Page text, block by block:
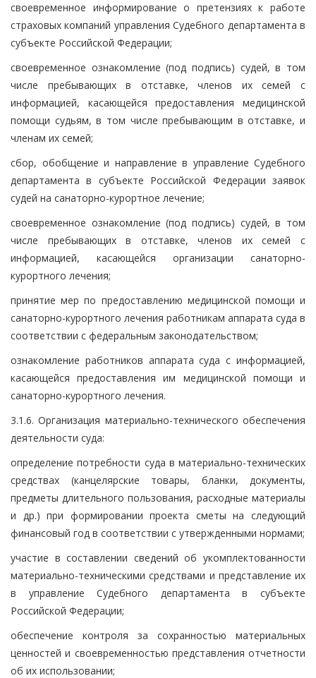
своевременное информирование о претензиях к работе
страховых компаний управления Судебного департамента в
субъекте Российской Федерации;
своевременное ознакомление (под подпись) судей, в том
числе пребывающих в отставке, членов их семей с
информацией, касающейся предоставления медицинской
помощи судьям, в том числе пребывающим в отставке, и
членам их семей;
сбор, обобщение и направление в управление Судебного
департамента в субъекте Российской Федерации заявок
судей на санаторно-курортное лечение;
своевременное ознакомление (под подпись) судей, в том
числе пребывающих в отставке, членов их семей с
информацией, касающейся организации санаторно-
курортного лечения;
принятие мер по предоставлению медицинской помощи и
санаторно-курортного лечения работникам аппарата суда в
соответствии с федеральным законодательством;
ознакомление работников аппарата суда с информацией,
касающейся предоставления им медицинской помощи и
санаторно-курортного лечения.
3.1.6. Организация материально-технического обеспечения
деятельности суда:
определение потребности суда в материально-технических
средствах (канцелярские товары, бланки, документы,
предметы длительного пользования, расходные материалы
и др.) при формировании проекта сметы на следующий
финансовый год в соответствии с утвержденными нормами;
участие в составлении сведений об укомплектованности
материально-техническими средствами и представление их
в управление Судебного департамента в субъекте
Российской Федерации;
обеспечение контроля за сохранностью материальных
ценностей и своевременностью представления отчетности
об их использовании;